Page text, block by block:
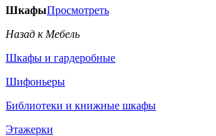
ШкафыПросмотреть
Назад к Мебель
Шкафы и гардеробные
Шифоньеры
Библиотеки и книжные шкафы
Этажерки